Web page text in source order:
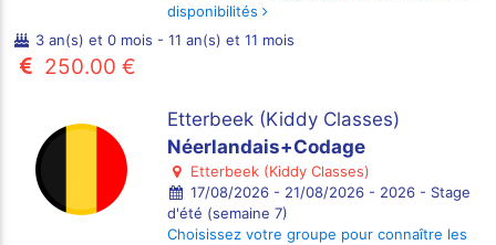
disponibilités
3 an(s) et 0 mois - 11 an(s) et 11 mois
250.00 €
Etterbeek (Kiddy Classes)
Néerlandais+Codage
Etterbeek (Kiddy Classes)
17/08/2026 - 21/08/2026 - 2026 - Stage
d'été (semaine 7)
Choisissez votre groupe pour connaître les